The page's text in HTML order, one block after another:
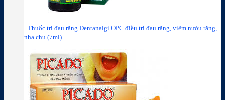
Thuốc trị đau răng Dentanalgi OPC điều trị đau răng, viêm nướu răng,
nha chu (7ml)